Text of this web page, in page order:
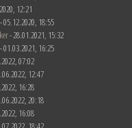
12:21
05.12.2020, 18:55
- 28.01.2021, 15:32
01.03.2021, 16:25
07:02
12:47
16:28
20:18
16:08